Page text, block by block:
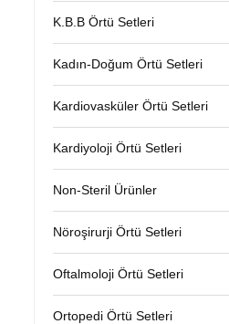
K.B.B Örtü Setleri
Kadın-Doğum Örtü Setleri
Kardiovasküler Örtü Setleri
Kardiyoloji Örtü Setleri
Non-Steril Ürünler
Nöroşirurji Örtü Setleri
Oftalmoloji Örtü Setleri
Ortopedi Örtü Setleri